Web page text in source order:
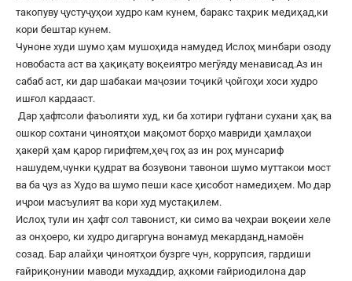
такопуву ҷустуҷуҳои худро кам кунем, баракс таҳрик медиҳад,ки
кори бештар кунем.
Чуноне худи шумо ҳам мушоҳида намудед Ислоҳ минбари озоду
новобаста аст ва ҳақиқату воқеиятро мегӯяду менависад.Аз ин
сабаб аст, ки дар шабакаи маҷозии тоҷикӣ ҷойгоҳи хоси худро
ишғол кардааст.
Дар ҳафтсоли фаъолияти худ, ки ба хотири гуфтани сухани ҳақ ва
ошкор сохтани ҷиноятҳои мақомот борҳо мавриди ҳамлаҳои
ҳакерӣ ҳам қарор гирифтем,ҳеҷ гоҳ аз ин роҳ мунсариф
нашудем,чунки қудрат ва бозувони тавонои шумо муттакои мост
ва ба ҷуз аз Худо ва шумо пеши касе ҳисобот намедиҳем. Мо дар
иҷрои масъулият ва кори худ мустақилем.
Ислоҳ тули ин ҳафт сол тавонист, ки симо ва чеҳраи воқеии хеле
аз онҳоеро, ки худро дигаргуна вонамуд мекарданд,намоён
созад. Бар алайҳи ҷиноятҳои бузрге чун, коррупсия, гардиши
ғайриқонунии маводи мухаддир, аҳкоми ғайриодилона дар